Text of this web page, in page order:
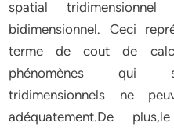
spatial
bidimensionnel. Ceci
terme de cout de
phénomènes qui
tridimensionnels ne
adéquatement.De